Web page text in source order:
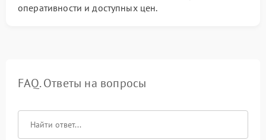
оперативности и доступных цен.
FAQ. Ответы на вопросы